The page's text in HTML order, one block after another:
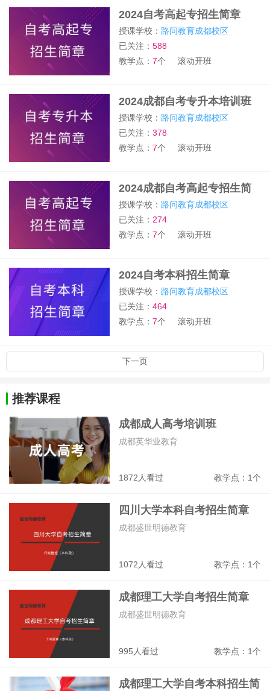
2024自考高起专招生简章
授课学校： 路问教育成都校区
已关注：588
教学点：7个 滚动开班
2024成都自考专升本培训班
授课学校： 路问教育成都校区
已关注：378
教学点：7个 滚动开班
2024成都自考高起专招生简
章
授课学校： 路问教育成都校区
已关注： 274
教学点：7个 滚动开班
2024自考本科招生简章
授课学校： 路问教育成都校区
已关注：464
教学点：7个 滚动开班
下一页
推荐课程
成都成人高考培训班
1872人看过 教学点：1个
成都英华业教育
四川大学本科自考招生简章
1072人看过 教学点：1个
成都盛世明德教育
成都理工大学自考招生简章
995人看过 教学点：1个
成都盛世明德教育
成都理工大学自考本科招生简